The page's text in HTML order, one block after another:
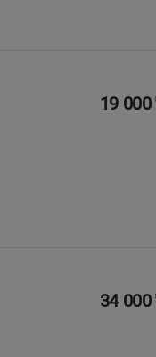
19 000
34 000